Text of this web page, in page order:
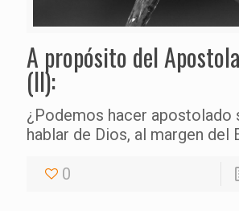
A propósito del
(II):
¿Podemos hacer apostolado
hablar de Dios, al margen del
0